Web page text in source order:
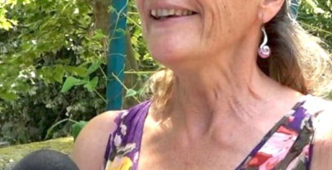
Plus dans la catégorie ACTU
Comment Paris veut changer les règles
du jeu de l’ESS
« Nous ne pourrons pas compenser le
désengagement de l’État. » Dès les
premières minutes…